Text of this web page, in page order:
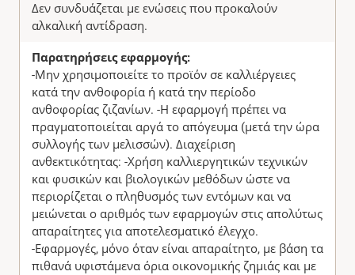
Δεν συνδυάζεται με ενώσεις που προκαλούν
αλκαλική αντίδραση.
Παρατηρήσεις εφαρμογής:
-Μην χρησιμοποιείτε το προϊόν σε καλλιέργειες
κατά την ανθοφορία ή κατά την περίοδο
ανθοφορίας ζιζανίων. -Η εφαρμογή πρέπει να
πραγματοποιείται αργά το απόγευμα (μετά την ώρα
συλλογής των μελισσών). Διαχείριση
ανθεκτικότητας: -Χρήση καλλιεργητικών τεχνικών
και φυσικών και βιολογικών μεθόδων ώστε να
περιορίζεται ο πληθυσμός των εντόμων και να
μειώνεται ο αριθμός των εφαρμογών στις απολύτως
απαραίτητες για αποτελεσματικό έλεγχο.
-Εφαρμογές, μόνο όταν είναι απαραίτητο, με βάση τα
πιθανά υφιστάμενα όρια οικονομικής ζημιάς και με